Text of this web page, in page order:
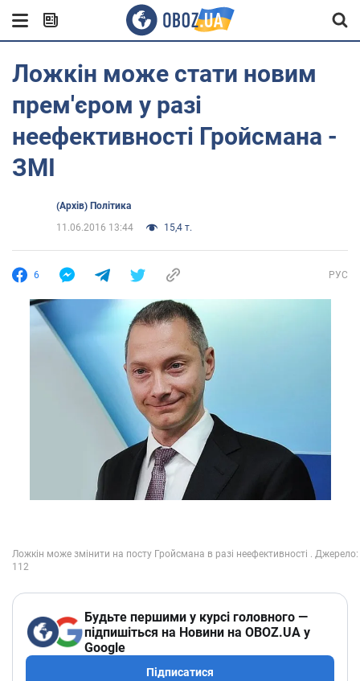
Ложкін може стати новим
прем'єром у разі
неефективності Гройсмана -
ЗМІ
(Архів) Політика
11.06.2016 13:44
15,4 т.
6 РУС
Будьте першими у курсі головного —
підпишіться на Новини на OBOZ.UA у
Google
Підписатися